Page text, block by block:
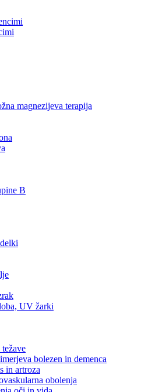
magnezijeva terapija
B
UV žarki
bolezen in demenca
in artroza
obolenja